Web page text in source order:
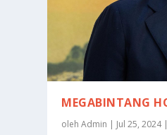
MEGABINTANG
olehAdmin | Jul 25, 2024|